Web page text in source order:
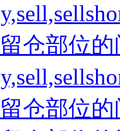
仓部位
仓部位